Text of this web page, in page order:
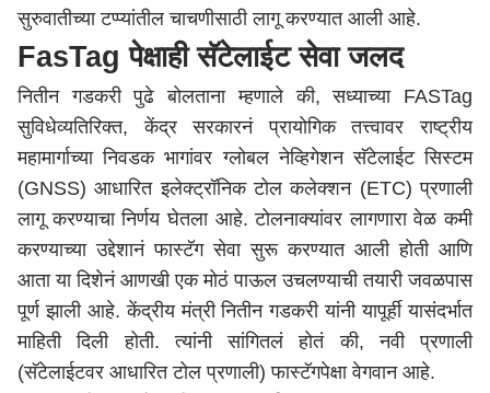
सुरुवातीच्या टप्प्यांतील चाचणीसाठी लागू करण्यात आली आहे.
FasTag पेक्षाही सॅटेलाईट सेवा जलद
नितीन गडकरी पुढे बोलताना म्हणाले की, सध्याच्या FASTag
सुविधेव्यतिरिक्त, केंद्र सरकारनं प्रायोगिक तत्त्वावर राष्ट्रीय
महामार्गाच्या निवडक भागांवर ग्लोबल नेव्हिगेशन सॅटेलाईट सिस्टम
(GNSS) आधारित इलेक्ट्रॉनिक टोल कलेक्शन (ETC) प्रणाली
लागू करण्याचा निर्णय घेतला आहे. टोलनाक्यांवर लागणारा वेळ कमी
करण्याच्या उद्देशानं फास्टॅग सेवा सुरू करण्यात आली होती आणि
आता या दिशेनं आणखी एक मोठं पाऊल उचलण्याची तयारी जवळपास
पूर्ण झाली आहे. केंद्रीय मंत्री नितीन गडकरी यांनी यापूर्ही यासंदर्भात
माहिती दिली होती. त्यांनी सांगितलं होतं की, नवी प्रणाली
(सॅटेलाईटवर आधारित टोल प्रणाली) फास्टॅगपेक्षा वेगवान आहे.